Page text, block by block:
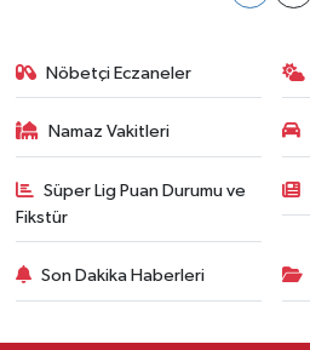
Nöbetçi Eczaneler
Namaz Vakitleri
Süper Lig Puan Durumu ve
Fikstür
Son Dakika Haberleri